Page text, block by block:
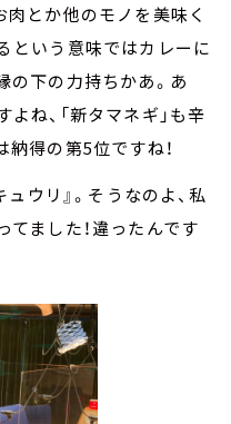
肉とか他のモノを美味く
という意味ではカレーに
の下の力持ちかあ。あ
ね、「新タマネギ」も辛
納得の第5位ですね！
ュウリ』。そうなのよ、私
ました！違ったんです